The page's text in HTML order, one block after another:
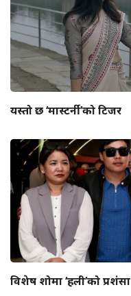
यस्तो छ ‘मास्टर्नी’को टिजर
विशेष शोमा ‘हली’को प्रशंसा